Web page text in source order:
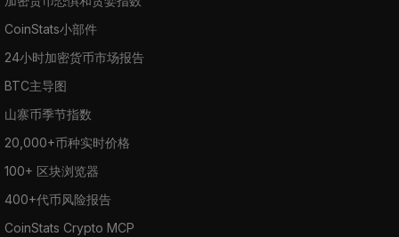
CoinStats小部件
24小时加密货币市场报告
BTC主导图
山寨币季节指数
20,000+币种实时价格
100+ 区块浏览器
400+代币风险报告
CoinStats Crypto MCP